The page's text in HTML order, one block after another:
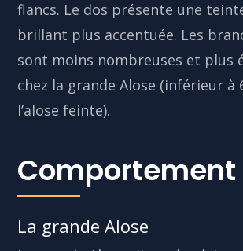
flancs. Le dos présente une
brillant plus accentuée. Les
sont moins nombreuses et plus
chez la grande Alose (inférieur à
l’alose feinte).
Comportement
La grande Alose